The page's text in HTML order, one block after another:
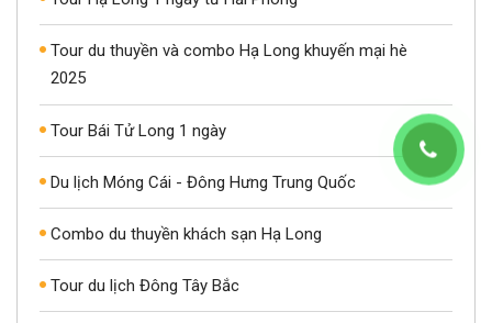
Tour du thuyền và combo Hạ Long khuyến mại hè
2025
Tour Bái Tử Long 1 ngày
Du lịch Móng Cái - Đông Hưng Trung Quốc
Combo du thuyền khách sạn Hạ Long
Tour du lịch Đông Tây Bắc